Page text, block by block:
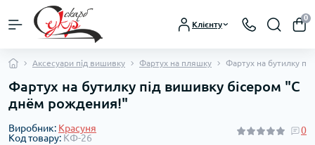
Клієнту
0
Аксесуари під вишивку Фартух на пляшку Фартух на бутилку
Фартух на бутилку під вишивку бісером "С
днём рождения!"
Виробник: Красуня
Код товару: КФ-26
0